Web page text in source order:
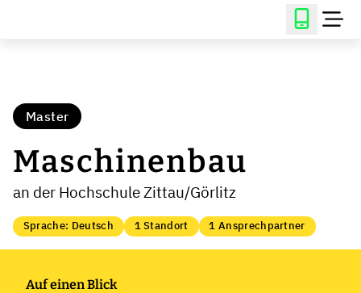
Master
Maschinenbau
an der Hochschule Zittau/Görlitz
Sprache: Deutsch 1 Standort 1 Ansprechpartner
Auf einen Blick